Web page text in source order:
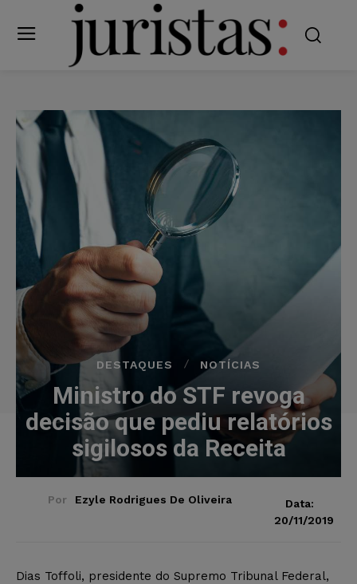
DESTAQUES NOTÍCIAS
Ministro do STF revoga
decisão que pediu relatórios
sigilosos da Receita
Por Ezyle Rodrigues De Oliveira
Data:
20/11/2019
Dias Toffoli, presidente do Supremo Tribunal Federal,